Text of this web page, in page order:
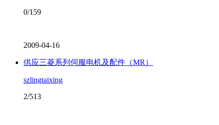
0/159
2009-04-16
供应三菱系列伺服电机及配件（MR）
szlingtaixing
2/513